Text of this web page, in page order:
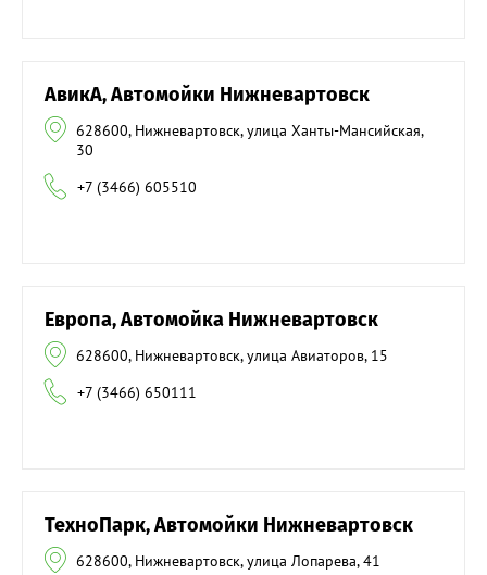
АвикА, Автомойки Нижневартовск
628600, Нижневартовск, улица Ханты-Мансийская,
30
+7 (3466) 605510
Европа, Автомойка Нижневартовск
628600, Нижневартовск, улица Авиаторов, 15
+7 (3466) 650111
ТехноПарк, Автомойки Нижневартовск
628600, Нижневартовск, улица Лопарева, 41